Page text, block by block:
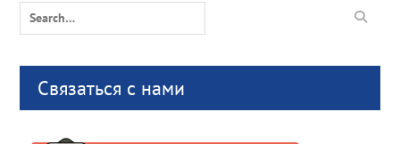
Search
Связаться с нами